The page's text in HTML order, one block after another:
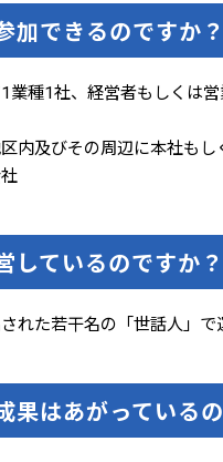
加できるのですか？
1業種1社、経営者もしくは
区内及びその周辺に本社も
しているのですか？
れた若干名の「世話人」で
果はあがっている